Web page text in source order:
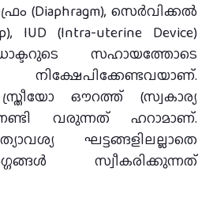
(Diaphragm), സെർവിക്കൽ
IUD (Intra-uterine Device)
സഹായത്തോടെ
ഔറത്ത് (സ്വകാര്യ
വരുന്നത് ഹറാമാണ്.
ഘട്ടങ്ങളിലല്ലാതെ
സ്വീകരിക്കുന്നത്